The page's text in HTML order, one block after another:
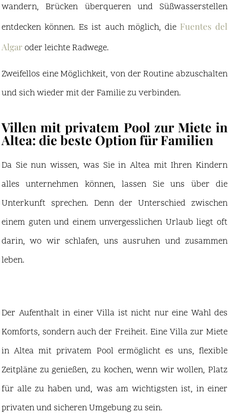
wandern, Brücken überqueren und Süßwasserstellen
entdecken können. Es ist auch möglich, die Fuentes del
Algaroder leichte Radwege.
Zweifellos eine Möglichkeit, von der Routine abzuschalten
und sich wieder mit der Familie zu verbinden.
Villen mit privatem Pool zur Miete in
Altea: die beste Option für Familien
Da Sie nun wissen, was Sie in Altea mit Ihren Kindern
alles unternehmen können, lassen Sie uns über die
Unterkunft sprechen. Denn der Unterschied zwischen
einem guten und einem unvergesslichen Urlaub liegt oft
darin, wo wir schlafen, uns ausruhen und zusammen
leben.
Der Aufenthalt in einer Villa ist nicht nur eine Wahl des
Komforts, sondern auch der Freiheit. Eine Villa zur Miete
in Altea mit privatem Pool ermöglicht es uns, flexible
Zeitpläne zu genießen, zu kochen, wenn wir wollen, Platz
für alle zu haben und, was am wichtigsten ist, in einer
privaten und sicheren Umgebung zu sein.